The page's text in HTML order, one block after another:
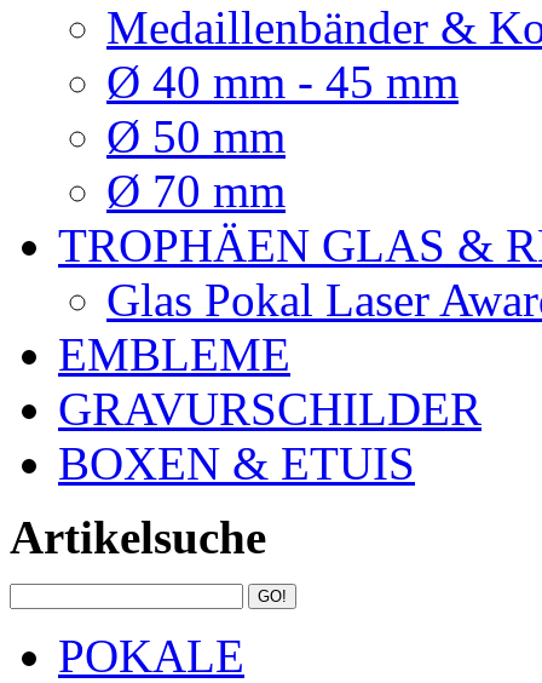
Medaillenbänder &
Ø 40 mm - 45 mm
Ø 50 mm
Ø 70 mm
TROPHÄEN GLAS &
Glas Pokal Laser
EMBLEME
GRAVURSCHILDER
BOXEN & ETUIS
Artikelsuche
POKALE